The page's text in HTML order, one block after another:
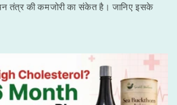
तंत्र की कमजोरी का संकेत है। जानिए इसके